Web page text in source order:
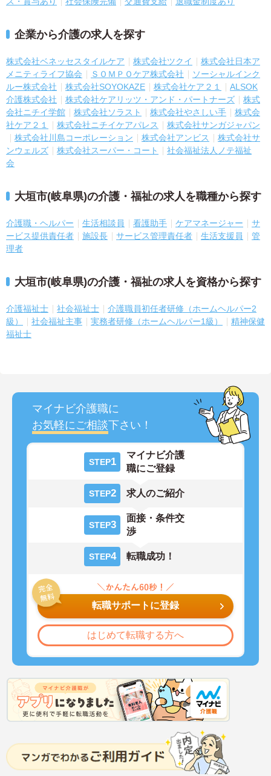
企業から介護の求人を探す
株式会社ベネッセスタイルケア 株式会社ツクイ
株式会社日本ア
メニティライフ協会
ＳＯＭＰＯケア株式会社
ソーシャルインク
ルー株式会社
株式会社SOYOKAZE 株式会社ケア２１
ALSOK
介護株式会社
株式会社ケアリッツ・アンド・パートナーズ
株式
会社ニチイ学館
株式会社ソラスト 株式会社やさしい手
株式会
社ケア２１
株式会社ニチイケアパレス
株式会社サンガジャパン
株式会社川島コーポレーション
株式会社アンビス
株式会社サ
ンウェルズ
株式会社スーパー・コート
社会福祉法人ノテ福祉
会
大垣市(岐阜県)の介護・福祉の求人を職種から探す
介護職・ヘルパー 生活相談員 看護助手 ケアマネージャー
サ
ービス提供責任者
施設長 サービス管理責任者 生活支援員
管
理者
大垣市(岐阜県)の介護・福祉の求人を資格から探す
介護福祉士 社会福祉士
介護職員初任者研修（ホームヘルパー2
級）
社会福祉主事 実務者研修（ホームヘルパー1級）
精神保健
福祉士
マイナビ介護職に
お気軽にご相談下さい！
STEP1
マイナビ介護
職にご登録
STEP2 求人のご紹介
STEP3
面接・条件交
渉
STEP4 転職成功！
転職サポートに登録
はじめて転職する方へ